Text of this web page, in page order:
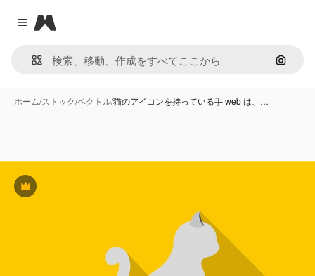
Close menu
Magnific
画像で
ホーム/ストック/ベクトル/猫のアイコンを持っている手 web は、…
Premium